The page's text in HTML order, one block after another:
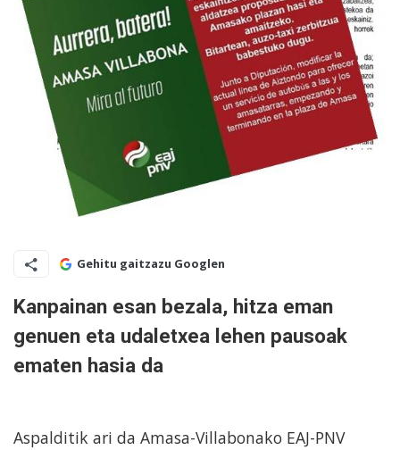
Gehitu gaitzazu Googlen
Kanpainan esan bezala, hitza eman
genuen eta udaletxea lehen pausoak
ematen hasia da
Aspalditik ari da Amasa-Villabonako EAJ-PNV